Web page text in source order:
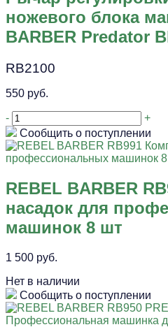
ножевого блока
BARBER Predator
RB2100
550 руб.
-
+
Сообщить о поступлении
REBEL BARBER
насадок для
машинок 8 шт
1 500 руб.
Нет в наличии
Сообщить о поступлении